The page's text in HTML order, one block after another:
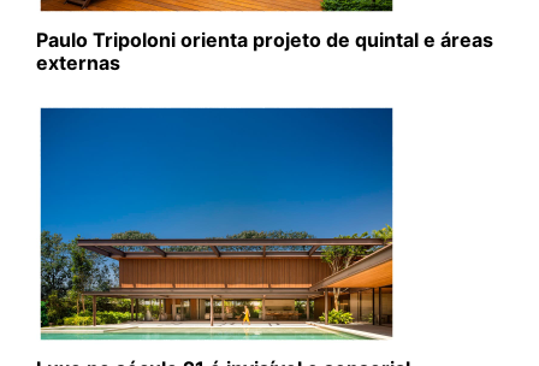
Paulo Tripoloni orienta projeto de quintal e áreas
externas